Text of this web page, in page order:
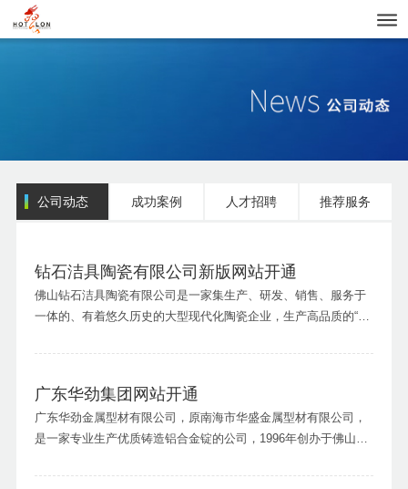
公司动态 成功案例 人才招聘 推荐服务
钻石洁具陶瓷有限公司新版网站开通
佛山钻石洁具陶瓷有限公司是一家集生产、研发、销售、服务于
一体的、有着悠久历史的大型现代化陶瓷企业，生产高品质的“钻
山石湾陶一社，后更名为石湾建华陶瓷厂，1973年迈入卫生洁具
广东华劲集团网站开通
广东华劲金属型材有限公司，原南海市华盛金属型材有限公司，
是一家专业生产优质铸造铝合金锭的公司，1996年创办于佛山市
产企业之一。生产优质铸造铝合金锭9万吨/年。广东华劲金属型